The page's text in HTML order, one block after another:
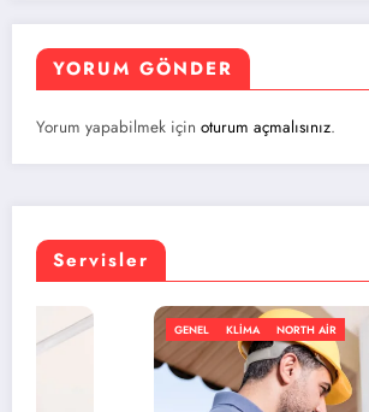
YORUM GÖNDER
Yorum yapabilmek için oturum açmalısınız.
Servisler
GENEL NORTH AIR